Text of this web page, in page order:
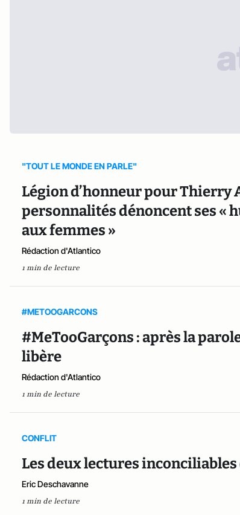
"TOUT LE MONDE EN PARLE"
Légion d’honneur pour Thierry
personnalités dénoncent ses «
aux femmes »
Rédaction d'Atlantico
1 min de lecture
#METOOGARCONS
#MeTooGarçons : après la
libère
Rédaction d'Atlantico
1 min de lecture
CONFLIT
Les deux lectures inconciliables
Eric Deschavanne
1 min de lecture